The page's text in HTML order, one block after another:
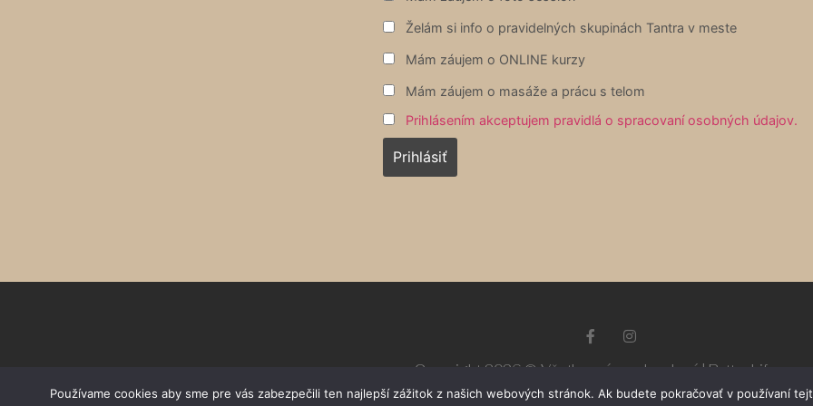
Želám si info o pravidelných skupinách Tantra v meste
Mám záujem o ONLINE kurzy
Mám záujem o masáže a prácu s telom
Prihlásením akceptujem pravidlá o spracovaní osobných údajov.
Copyright 2026 © Všetky práva vyhradené | Better Life s.r.o
Používame cookies aby sme pre vás zabezpečili ten najlepší zážitok z našich webových stránok. Ak budete pokračovať v používaní